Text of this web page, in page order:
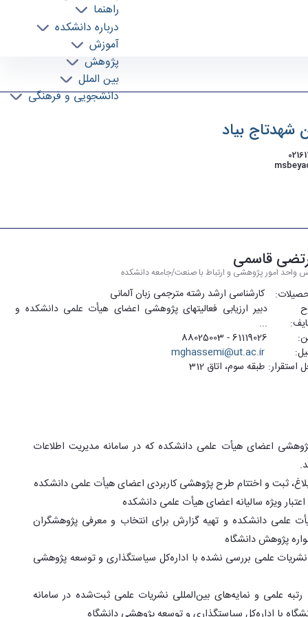
راهنما
درباره دانشکده
آموزش
پژوهش
بین الملل
دانشجویی و فرهنگی
شهدتاج بیاد
قاسمی
واحد امور پژوهشی و ارتباط با صنعت/جامعه دانشکده
کارشناسی­ ارشد رشته مترجمی زبان آلمانی
دبیر ارزیابی فعالیت­های پژوهشی اعضای هیأت علمی دانشکده و
...
61119026 - 88025003
mghassemi@ut.ac.ir
استقرار: طبقه سوم، اتاق 312
اعضای هیأت علمی دانشکده که در سامانه مدیریت اطلاعات
ثبت و اختتام طرح پژوهشی کاربردی اعضای هیأت علمی دانشکده
ویژه سالیانه اعضای هیأت علمی دانشکده
علمی دانشکده و تهیه گزارش برای انتخاب و معرفی پژوهشگران
پژوهش دانشگاه
نشریات علمی بررسی نشده با اداره‌کل سیاستگذاری و توسعه پژوهشی
رتبه علمی و نمایه‌های بین‌المللی نشریات علمی ثبت‌شده در سامانه